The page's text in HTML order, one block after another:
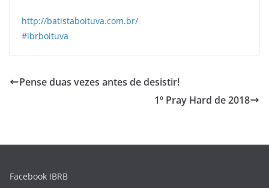
http://batistaboituva.com.br/
#ibrboituva
Pense duas vezes antes de desistir!
1º Pray Hard de 2018
Facebook IBRB